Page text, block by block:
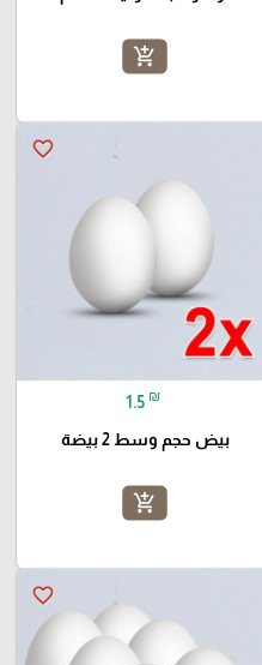
add_shopping_cart
favorite_border
1.5 ₪
بيض حجم وسط 2 بيضة
add_shopping_cart
favorite_border